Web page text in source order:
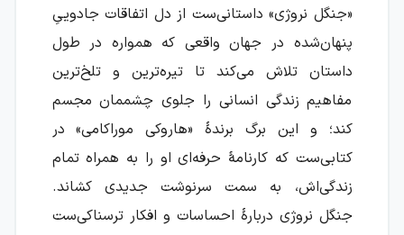
«جنگل نروژی» داستانی‌ست از دل اتفاقات جادوییِ
پنهان‌شده در جهان واقعی که همواره در طول
داستان تلاش می‌کند تا تیره‌ترین و تلخ‌ترین
مفاهیم زندگی انسانی را جلوی چشممان مجسم
کند؛ و این برگ برندهٔ «هاروکی موراکامی» در
کتابی‌ست که کارنامهٔ حرفه‌ای او را به همراه تمام
زندگی‌اش، به سمت سرنوشت جدیدی کشاند.
جنگل نروژی دربارهٔ احساسات و افکار ترسناکی‌ست